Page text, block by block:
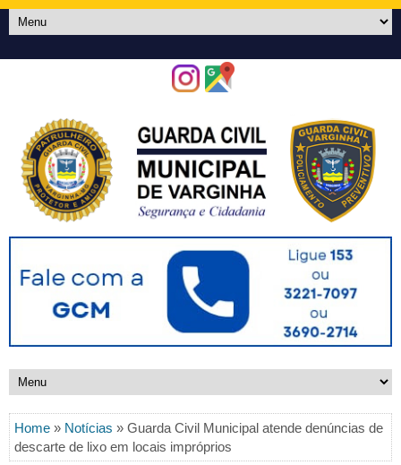
Home » Notícias » Guarda Civil Municipal atende denúncias de
descarte de lixo em locais impróprios